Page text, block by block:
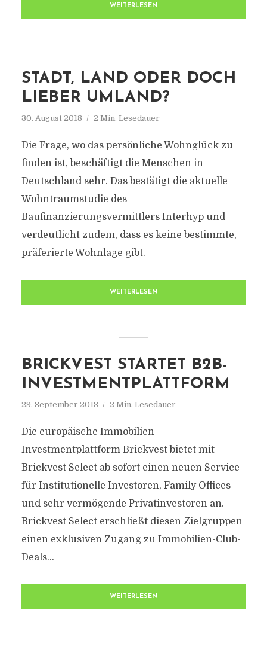
WEITERLESEN
STADT, LAND ODER DOCH
LIEBER UMLAND?
30. August 2018 2 Min. Lesedauer
Die Frage, wo das persönliche Wohnglück zu
finden ist, beschäftigt die Menschen in
Deutschland sehr. Das bestätigt die aktuelle
Wohntraumstudie des
Baufinanzierungsvermittlers Interhyp und
verdeutlicht zudem, dass es keine bestimmte,
präferierte Wohnlage gibt.
WEITERLESEN
BRICKVEST STARTET B2B-
INVESTMENTPLATTFORM
29. September 2018 2 Min. Lesedauer
Die europäische Immobilien-
Investmentplattform Brickvest bietet mit
Brickvest Select ab sofort einen neuen Service
für Institutionelle Investoren, Family Offices
und sehr vermögende Privatinvestoren an.
Brickvest Select erschließt diesen Zielgruppen
einen exklusiven Zugang zu Immobilien-Club-
Deals...
WEITERLESEN